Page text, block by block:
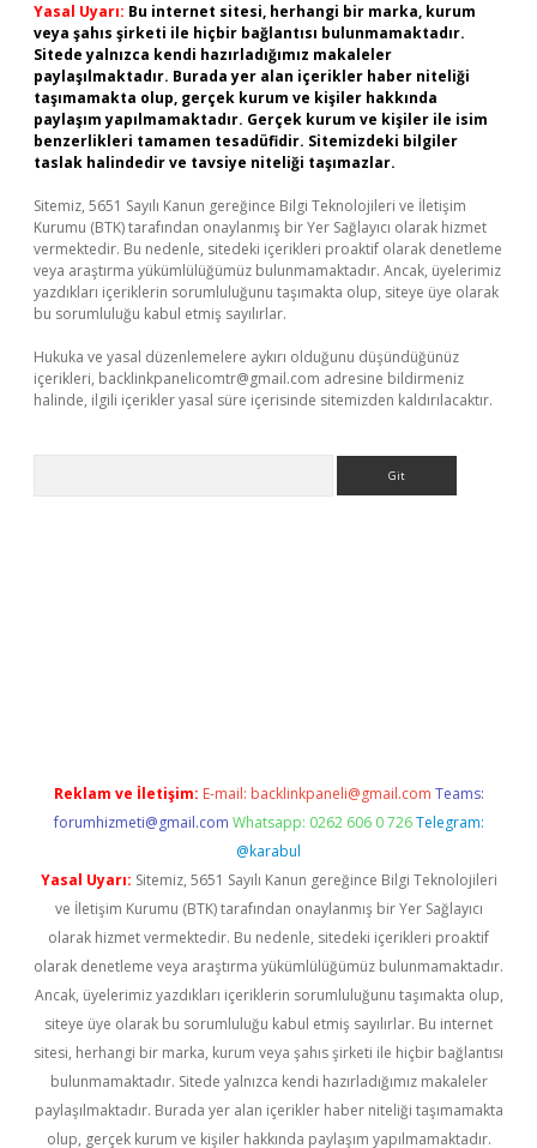
Yasal Uyarı: Bu internet sitesi, herhangi bir marka, kurum
veya şahıs şirketi ile hiçbir bağlantısı bulunmamaktadır.
Sitede yalnızca kendi hazırladığımız makaleler
paylaşılmaktadır. Burada yer alan içerikler haber niteliği
taşımamakta olup, gerçek kurum ve kişiler hakkında
paylaşım yapılmamaktadır. Gerçek kurum ve kişiler ile isim
benzerlikleri tamamen tesadüfidir. Sitemizdeki bilgiler
taslak halindedir ve tavsiye niteliği taşımazlar.
Sitemiz, 5651 Sayılı Kanun gereğince Bilgi Teknolojileri ve İletişim
Kurumu (BTK) tarafından onaylanmış bir Yer Sağlayıcı olarak hizmet
vermektedir. Bu nedenle, sitedeki içerikleri proaktif olarak denetleme
veya araştırma yükümlülüğümüz bulunmamaktadır. Ancak, üyelerimiz
yazdıkları içeriklerin sorumluluğunu taşımakta olup, siteye üye olarak
bu sorumluluğu kabul etmiş sayılırlar.
Hukuka ve yasal düzenlemelere aykırı olduğunu düşündüğünüz
içerikleri, backlinkpanelicomtr@gmail.com adresine bildirmeniz
halinde, ilgili içerikler yasal süre içerisinde sitemizden kaldırılacaktır.
Reklam ve İletişim: E-mail: backlinkpaneli@gmail.com Teams:
forumhizmeti@gmail.com Whatsapp: 0262 606 0 726 Telegram:
@karabul
Yasal Uyarı: Sitemiz, 5651 Sayılı Kanun gereğince Bilgi Teknolojileri
ve İletişim Kurumu (BTK) tarafından onaylanmış bir Yer Sağlayıcı
olarak hizmet vermektedir. Bu nedenle, sitedeki içerikleri proaktif
olarak denetleme veya araştırma yükümlülüğümüz bulunmamaktadır.
Ancak, üyelerimiz yazdıkları içeriklerin sorumluluğunu taşımakta olup,
siteye üye olarak bu sorumluluğu kabul etmiş sayılırlar. Bu internet
sitesi, herhangi bir marka, kurum veya şahıs şirketi ile hiçbir bağlantısı
bulunmamaktadır. Sitede yalnızca kendi hazırladığımız makaleler
paylaşılmaktadır. Burada yer alan içerikler haber niteliği taşımamakta
olup, gerçek kurum ve kişiler hakkında paylaşım yapılmamaktadır.